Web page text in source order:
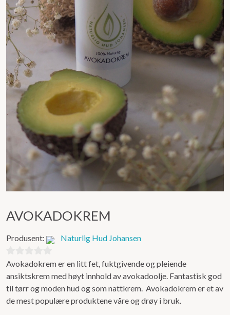
AVOKADOKREM
Produsent: Naturlig Hud Johansen
0
ut
av
5
Avokadokrem er en litt fet, fuktgivende og pleiende
ansiktskrem med høyt innhold av avokadoolje. Fantastisk god
til tørr og moden hud og som nattkrem. Avokadokrem er et av
de mest populære produktene våre og drøy i bruk.